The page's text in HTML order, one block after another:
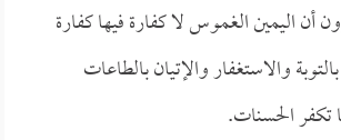
أن اليمين الغموس لا كفارة فيها كفارة
والاستغفار والإتيان بالطاعات
تكفر الحسنات.